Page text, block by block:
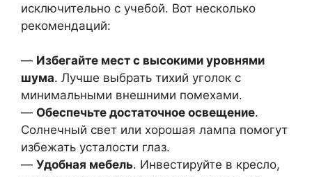
исключительно с учебой. Вот несколько
рекомендаций:
— Избегайте мест с высокими уровнями
шума. Лучше выбрать тихий уголок с
минимальными внешними помехами.
— Обеспечьте достаточное освещение.
Солнечный свет или хорошая лампа помогут
избежать усталости глаз.
— Удобная мебель. Инвестируйте в кресло,